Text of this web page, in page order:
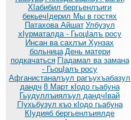
ХIабибил бергьенлъиги
бекьечIдерил Мы в гостях
Патахова Айшат Улбузул
хIурматалда - ГьоцIалъ росу
Инсан ва сахлъи Хунзах
больница День матери
подкачаться ГIадамал ва замана
- ГьоцIалъ росу
Афганистаналъул рагъухъабазул
дандч 8 Март кIодо гьабуна
Гьудуллъиялъул дандчIвай
ГIухьбузул къо кIодо гьабуна
КIудияб бергьенлъиялде